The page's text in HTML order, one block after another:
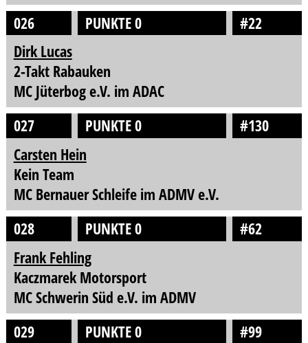
026
PUNKTE 0
#22
Dirk Lucas
2-Takt Rabauken
MC Jüterbog e.V. im ADAC
027
PUNKTE 0
#130
Carsten Hein
Kein Team
MC Bernauer Schleife im ADMV e.V.
028
PUNKTE 0
#62
Frank Fehling
Kaczmarek Motorsport
MC Schwerin Süd e.V. im ADMV
029
PUNKTE 0
#99